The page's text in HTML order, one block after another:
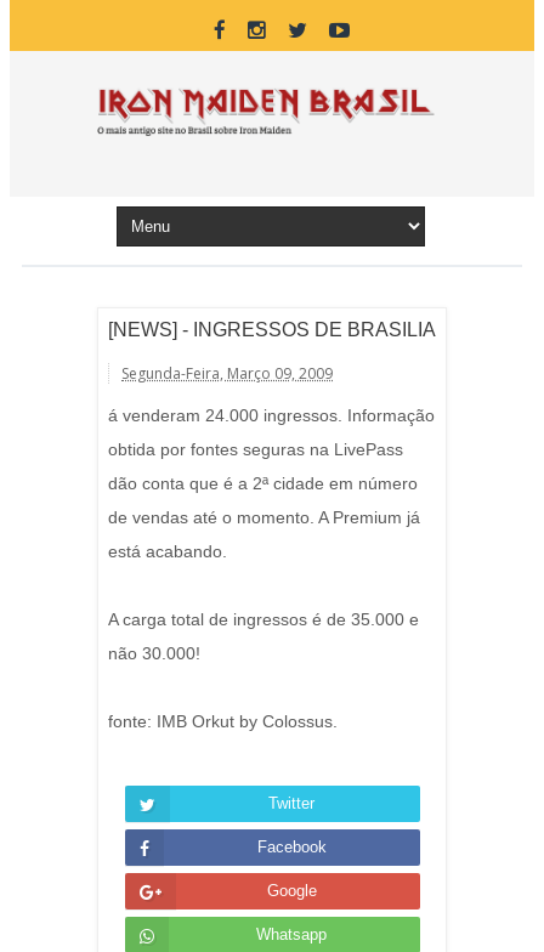
[NEWS] - INGRESSOS DE BRASILIA
Segunda-Feira, Março 09, 2009
á venderam 24.000 ingressos. Informação
obtida por fontes seguras na LivePass
dão conta que é a 2ª cidade em número
de vendas até o momento. A Premium já
está acabando.
A carga total de ingressos é de 35.000 e
não 30.000!
fonte: IMB Orkut by Colossus.
Twitter
Facebook
Google
Whatsapp